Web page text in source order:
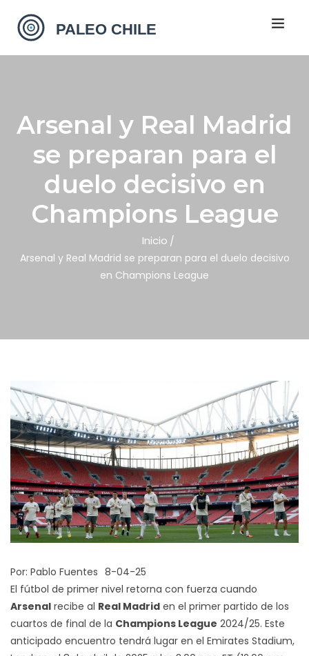
Arsenal y Real Madrid
se preparan para el
duelo decisivo en
Champions League
Inicio
Arsenal y Real Madrid se preparan para el duelo decisivo
en Champions League
Por: Pablo Fuentes 8-04-25
El fútbol de primer nivel retorna con fuerza cuando
Arsenal recibe al Real Madrid en el primer partido de los
cuartos de final de la Champions League 2024/25. Este
anticipado encuentro tendrá lugar en el Emirates Stadium,